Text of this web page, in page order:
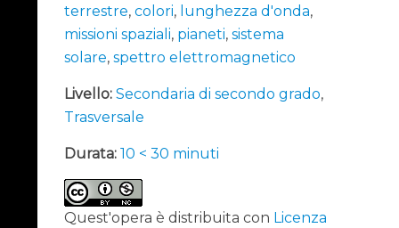
terrestre,colori, lunghezza d'onda,
missioni spaziali, pianeti,sistema
solare,spettro elettromagnetico
Livello: Secondaria di secondo grado,
Trasversale
Durata: 10 < 30 minuti
Quest'opera è distribuita con Licenza